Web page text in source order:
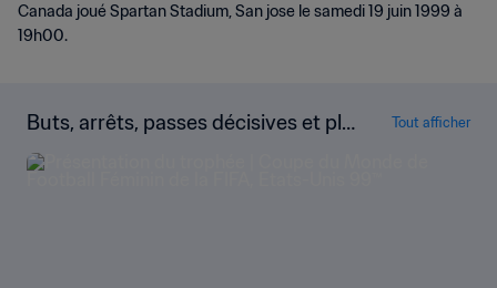
Canada joué Spartan Stadium, San jose le samedi 19 juin 1999 à
19h00.
Buts, arrêts, passes décisives et plu
s encore !
Tout afficher